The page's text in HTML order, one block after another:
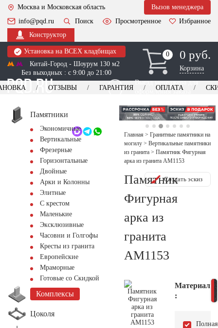
Москва и Московская область
Вызов менеджера
info@pqd.ru
Поиск Просмотренное
Избранное
Конструктор
Установка на ВСЕХ кладбищах
Китай-Город - Шоурум 130 м2
Без выходных : с 9:00 до 21:00
0
0 0 руб.
Корзина
Выезд менеджера для
оформления заказа
+7 (495) 518-44-23
Обратный звонок
ОТЗЫВЫ ГАРАНТИЯ ОПЛАТА
Памятники
Экономичные
Вертикальные
Фрезерные
Горизонтальные
Двойные
Арки и Колонны
Элитные
С крестом
Маленькие
Эксклюзивные
Часовни и Голгофы
Кресты из гранита
Европейские
Мраморные
Готовые со Скидкой
Комплексы
Цоколя
Главная > Гранитные памятники на
могилу > Вертикальные памятники
из гранита > Памятник Фигурная
арка из гранита AM1153
Памятник
Фигурная
арка из
гранита
AM1153
Создать эскиз
Материал
:
Полная